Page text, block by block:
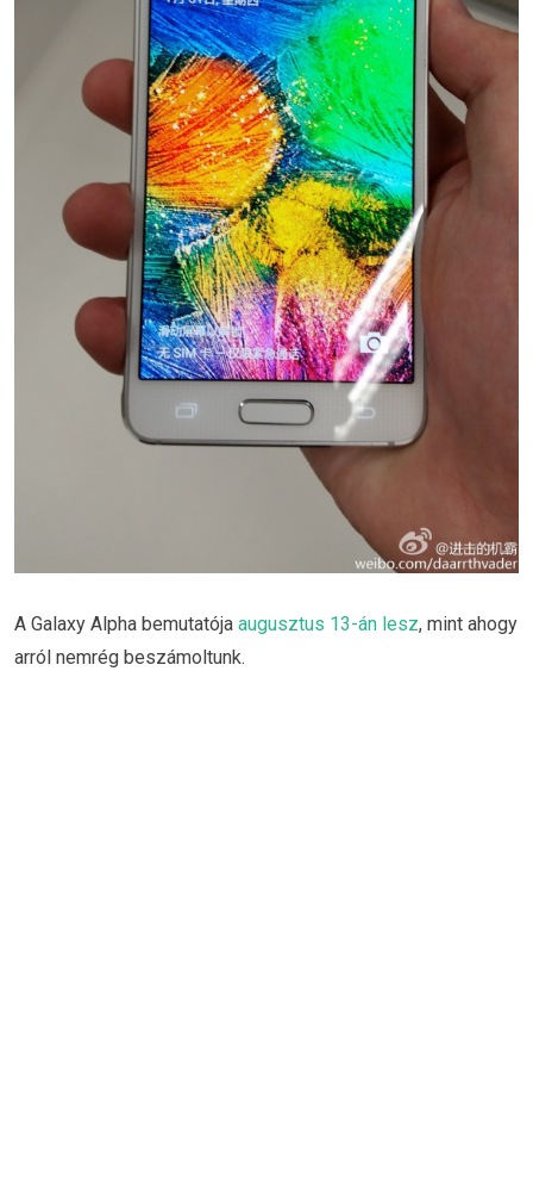
A Galaxy Alpha bemutatója augusztus 13-án lesz, mint ahogy
arról nemrég beszámoltunk.